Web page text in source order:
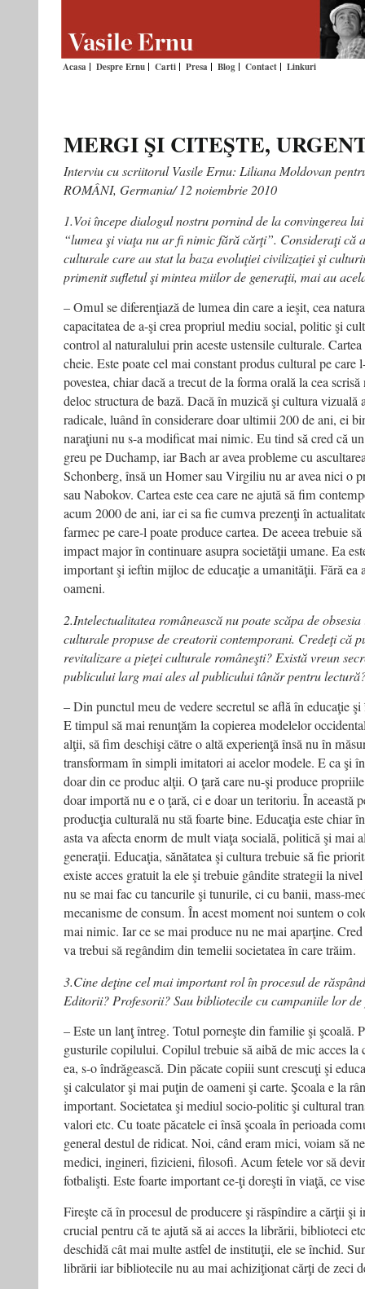
Acasa Despre Ernu Carti Presa Blog Contact Linkuri
MERGI ŞI CITEŞTE,
Interviu cu scriitorul Vasile Ernu: Liliana Moldovan
ROMÂNI, Germania/ 12 noiembrie 2010
1.Voi începe dialogul nostru pornind de la convingerea
“lumea şi viaţa nu ar fi nimic fără cărţi”. Consideraţi că
culturale care au stat la baza evoluţiei civilizaţiei şi
primenit sufletul şi mintea miilor de generaţii, mai au
– Omul se diferenţiază de lumea din care a ieşit, cea
capacitatea de a-şi crea propriul mediu social, politic şi
control al naturalului prin aceste ustensile culturale.
cheie. Este poate cel mai constant produs cultural pe care
povestea, chiar dacă a trecut de la forma orală la cea
deloc structura de bază. Dacă în muzică şi cultura vizuală
radicale, luând în considerare doar ultimii 200 de ani, ei
naraţiuni nu s-a modificat mai nimic. Eu tind să cred că
greu pe Duchamp, iar Bach ar avea probleme cu
Schonberg, însă un Homer sau Virgiliu nu ar avea nici o
sau Nabokov. Cartea este cea care ne ajută să fim
acum 2000 de ani, iar ei sa fie cumva prezenţi în
farmec pe care-l poate produce cartea. De aceea trebuie
impact major în continuare asupra societăţii umane. Ea
important şi ieftin mijloc de educaţie a umanităţii. Fără ea
oameni.
2.Intelectualitatea românească nu poate scăpa de
culturale propuse de creatorii contemporani. Credeţi că
revitalizare a pieţei culturale româneşti? Există vreun
publicului larg mai ales al publicului tânăr pentru
– Din punctul meu de vedere secretul se află în educaţie
E timpul să mai renunţăm la copierea modelelor
alţii, să fim deschişi către o altă experienţă însă nu în
transformam în simpli imitatori ai acelor modele. E ca şi
doar din ce produc alţii. O ţară care nu-şi produce
doar importă nu e o ţară, ci e doar un teritoriu. În această
producţia culturală nu stă foarte bine. Educaţia este chiar
asta va afecta enorm de mult viaţa socială, politică şi mai
generaţii. Educaţia, sănătatea şi cultura trebuie să fie
existe acces gratuit la ele şi trebuie gândite strategii la
nu se mai fac cu tancurile şi tunurile, ci cu banii, mass-
mecanisme de consum. În acest moment noi suntem o
mai nimic. Iar ce se mai produce nu ne mai aparţine.
va trebui să regândim din temelii societatea în care trăim.
3.Cine deţine cel mai important rol în procesul de
Editorii? Profesorii? Sau bibliotecile cu campaniile lor
– Este un lanţ întreg. Totul porneşte din familie şi şcoală.
gusturile copilului. Copilul trebuie să aibă de mic acces la
ea, s-o îndrăgească. Din păcate copiii sunt crescuţi şi
şi calculator şi mai puţin de oameni şi carte. Şcoala e la
important. Societatea şi mediul socio-politic şi cultural
valori etc. Cu toate păcatele ei însă şcoala în perioada
general destul de ridicat. Noi, când eram mici, voiam să
medici, ingineri, fizicieni, filosofi. Acum fetele vor să
fotbalişti. Este foarte important ce-ţi doreşti în viaţă, ce
Fireşte că în procesul de producere şi răspîndire a cărţii şi
crucial pentru că te ajută să ai acces la librării, biblioteci
deschidă cât mai multe astfel de instituţii, ele se închid.
librării iar bibliotecile nu au mai achiziţionat cărţi de zeci